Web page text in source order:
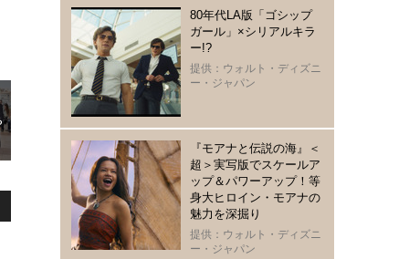
80年代LA版「ゴシップ
ガール」×シリアルキラ
ー!?
提供：ウォルト・ディズニ
ー・ジャパン
『モアナと伝説の海』＜
超＞実写版でスケールア
ップ＆パワーアップ！等
身大ヒロイン・モアナの
魅力を深掘り
提供：ウォルト・ディズニ
ー・ジャパン